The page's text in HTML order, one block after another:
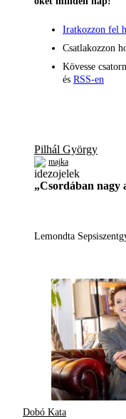
Iratkozzon fel
Csatlakozzon
Kövesse
és RSS-en
Pilhál György
majka
„Csordában nagy
Lemondta
Dobó Kata